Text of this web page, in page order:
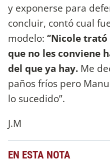
y exponerse para
concluir, contó cual
modelo: ‘’Nicole
que no les conviene
del que ya hay. Me
paños fríos pero
lo sucedido”.
J.M
EN ESTA NOTA